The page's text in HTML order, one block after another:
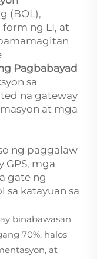
(BOL),
ng LI, at
Pagbabayad
sa
na gateway
at mga
ng paggalaw
mga
gate ng
sa katayuan sa
binabawasan
70%, halos
at